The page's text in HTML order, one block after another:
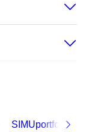
SIMUportfolio